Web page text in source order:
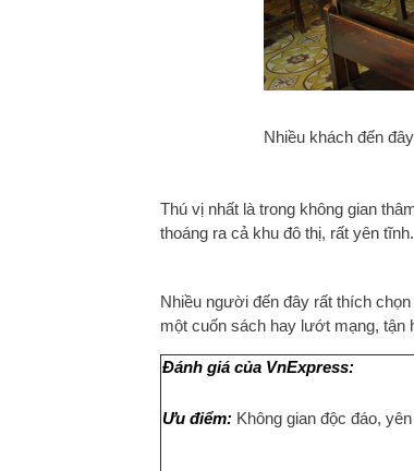
Nhiều khách đến
Thú vị nhất là trong không gian
thoáng ra cả khu đô thị, rất yên tĩnh.
Nhiều người đến đây rất thích
một cuốn sách hay lướt mạng, tận
Đánh giá của VnExpress:
Ưu điểm: Không gian độc đáo,